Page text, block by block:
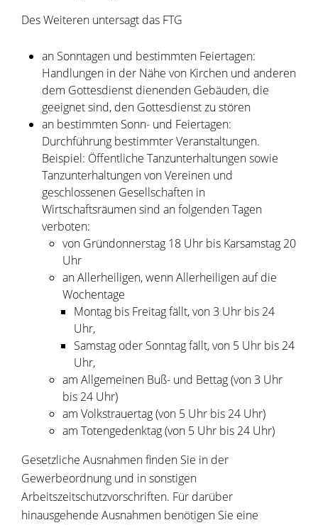
Des Weiteren untersagt das FTG
an Sonntagen und bestimmten Feiertagen:
Handlungen in der Nähe von Kirchen und anderen
dem Gottesdienst dienenden Gebäuden, die
geeignet sind, den Gottesdienst zu stören
an bestimmten Sonn- und Feiertagen:
Durchführung bestimmter Veranstaltungen.
Beispiel: Öffentliche Tanzunterhaltungen sowie
Tanzunterhaltungen von Vereinen und
geschlossenen Gesellschaften in
Wirtschaftsräumen sind an folgenden Tagen
verboten:
von Gründonnerstag 18 Uhr bis Karsamstag 20
Uhr
an Allerheiligen, wenn Allerheiligen auf die
Wochentage
Montag bis Freitag fällt, von 3 Uhr bis 24
Uhr,
Samstag oder Sonntag fällt, von 5 Uhr bis 24
Uhr,
am Allgemeinen Buß- und Bettag (von 3 Uhr
bis 24 Uhr)
am Volkstrauertag (von 5 Uhr bis 24 Uhr)
am Totengedenktag (von 5 Uhr bis 24 Uhr)
Gesetzliche Ausnahmen finden Sie in der
Gewerbeordnung und in sonstigen
Arbeitszeitschutzvorschriften. Für darüber
hinausgehende Ausnahmen benötigen Sie eine